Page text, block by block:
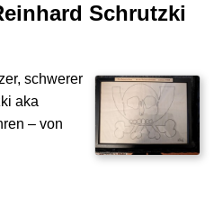
Schrutzki
schwerer
aka
– von